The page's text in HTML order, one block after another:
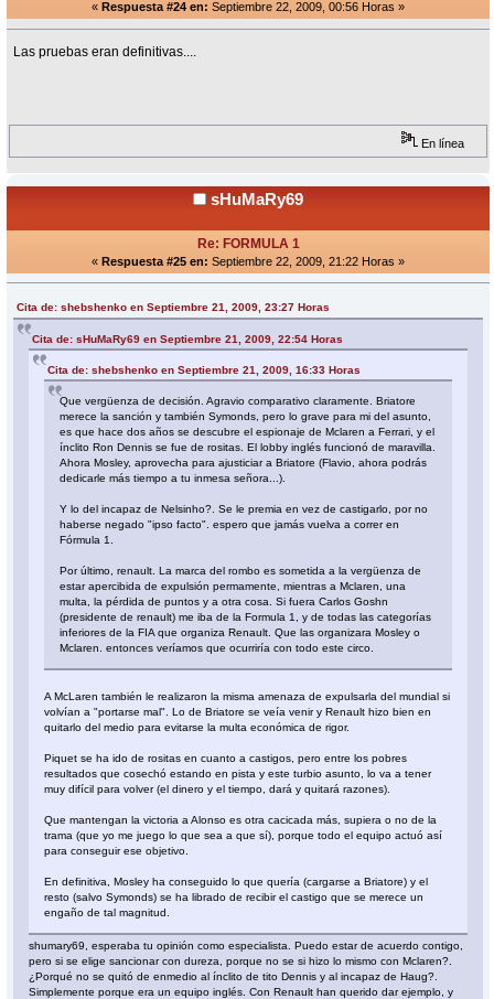
« Respuesta #24 en: Septiembre 22, 2009, 00:56 Horas »
Las pruebas eran definitivas....
En línea
sHuMaRy69
Re: FORMULA 1
« Respuesta #25 en: Septiembre 22, 2009, 21:22 Horas »
Cita de: shebshenko en Septiembre 21, 2009, 23:27 Horas
Cita de: sHuMaRy69 en Septiembre 21, 2009, 22:54 Horas
Cita de: shebshenko en Septiembre 21, 2009, 16:33 Horas
Que vergüenza de decisión. Agravio comparativo claramente. Briatore
merece la sanción y también Symonds, pero lo grave para mi del asunto,
es que hace dos años se descubre el espionaje de Mclaren a Ferrari, y el
ínclito Ron Dennis se fue de rositas. El lobby inglés funcionó de maravilla.
Ahora Mosley, aprovecha para ajusticiar a Briatore (Flavio, ahora podrás
dedicarle más tiempo a tu inmesa señora...).
Y lo del incapaz de Nelsinho?. Se le premia en vez de castigarlo, por no
haberse negado "ipso facto". espero que jamás vuelva a correr en
Fórmula 1.
Por último, renault. La marca del rombo es sometida a la vergüenza de
estar apercibida de expulsión permamente, mientras a Mclaren, una
multa, la pérdida de puntos y a otra cosa. Si fuera Carlos Goshn
(presidente de renault) me iba de la Formula 1, y de todas las categorías
inferiores de la FIA que organiza Renault. Que las organizara Mosley o
Mclaren. entonces veríamos que ocurriría con todo este circo.
A McLaren también le realizaron la misma amenaza de expulsarla del mundial si
volvían a "portarse mal". Lo de Briatore se veía venir y Renault hizo bien en
quitarlo del medio para evitarse la multa económica de rigor.
Piquet se ha ido de rositas en cuanto a castigos, pero entre los pobres
resultados que cosechó estando en pista y este turbio asunto, lo va a tener
muy difícil para volver (el dinero y el tiempo, dará y quitará razones).
Que mantengan la victoria a Alonso es otra cacicada más, supiera o no de la
trama (que yo me juego lo que sea a que sí), porque todo el equipo actuó así
para conseguir ese objetivo.
En definitiva, Mosley ha conseguido lo que quería (cargarse a Briatore) y el
resto (salvo Symonds) se ha librado de recibir el castigo que se merece un
engaño de tal magnitud.
shumary69, esperaba tu opinión como especialista. Puedo estar de acuerdo contigo,
pero si se elige sancionar con dureza, porque no se si hizo lo mismo con Mclaren?.
¿Porqué no se quitó de enmedio al ínclito de tito Dennis y al incapaz de Haug?.
Simplemente porque era un equipo inglés. Con Renault han querido dar ejemplo, y